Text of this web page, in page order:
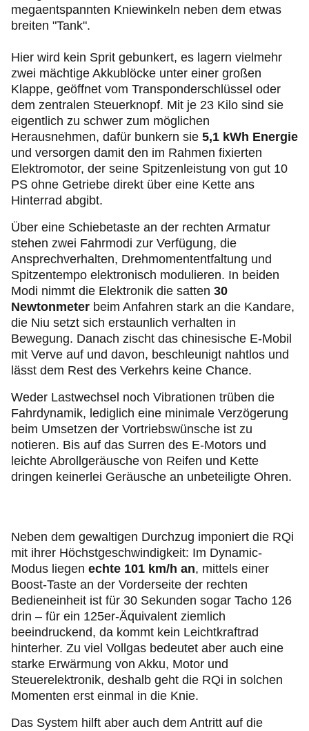
megaentspannten Kniewinkeln neben dem etwas
breiten "Tank".
Hier wird kein Sprit gebunkert, es lagern vielmehr
zwei mächtige Akkublöcke unter einer großen
Klappe, geöffnet vom Transponderschlüssel oder
dem zentralen Steuerknopf. Mit je 23 Kilo sind sie
eigentlich zu schwer zum möglichen
Herausnehmen, dafür bunkern sie 5,1 kWh Energie
und versorgen damit den im Rahmen fixierten
Elektromotor, der seine Spitzenleistung von gut 10
PS ohne Getriebe direkt über eine Kette ans
Hinterrad abgibt.
Über eine Schiebetaste an der rechten Armatur
stehen zwei Fahrmodi zur Verfügung, die
Ansprechverhalten, Drehmomententfaltung und
Spitzentempo elektronisch modulieren. In beiden
Modi nimmt die Elektronik die satten 30
Newtonmeter beim Anfahren stark an die Kandare,
die Niu setzt sich erstaunlich verhalten in
Bewegung. Danach zischt das chinesische E-Mobil
mit Verve auf und davon, beschleunigt nahtlos und
lässt dem Rest des Verkehrs keine Chance.
Weder Lastwechsel noch Vibrationen trüben die
Fahrdynamik, lediglich eine minimale Verzögerung
beim Umsetzen der Vortriebswünsche ist zu
notieren. Bis auf das Surren des E-Motors und
leichte Abrollgeräusche von Reifen und Kette
dringen keinerlei Geräusche an unbeteiligte Ohren.
Neben dem gewaltigen Durchzug imponiert die RQi
mit ihrer Höchstgeschwindigkeit: Im Dynamic-
Modus liegen echte 101 km/h an, mittels einer
Boost-Taste an der Vorderseite der rechten
Bedieneinheit ist für 30 Sekunden sogar Tacho 126
drin – für ein 125er-Äquivalent ziemlich
beeindruckend, da kommt kein Leichtkraftrad
hinterher. Zu viel Vollgas bedeutet aber auch eine
starke Erwärmung von Akku, Motor und
Steuerelektronik, deshalb geht die RQi in solchen
Momenten erst einmal in die Knie.
Das System hilft aber auch dem Antritt auf die